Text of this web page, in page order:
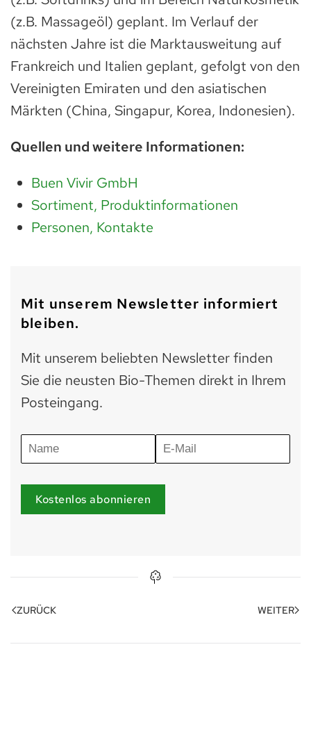
(z.B. Massageöl) geplant. Im Verlauf der
nächsten Jahre ist die Marktausweitung auf
Frankreich und Italien geplant, gefolgt von den
Vereinigten Emiraten und den asiatischen
Märkten (China, Singapur, Korea, Indonesien).
Quellen und weitere Informationen:
Buen Vivir GmbH
Sortiment, Produktinformationen
Personen, Kontakte
Mit unserem Newsletter informiert
bleiben.
Mit unserem beliebten Newsletter finden
Sie die neusten Bio-Themen direkt in Ihrem
Posteingang.
Kostenlos abonnieren
ZURÜCK WEITER